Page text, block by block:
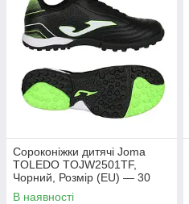
Сороконіжки дитячі Joma
TOLEDO TOJW2501TF,
Чорний, Розмір (EU) — 30
В наявності